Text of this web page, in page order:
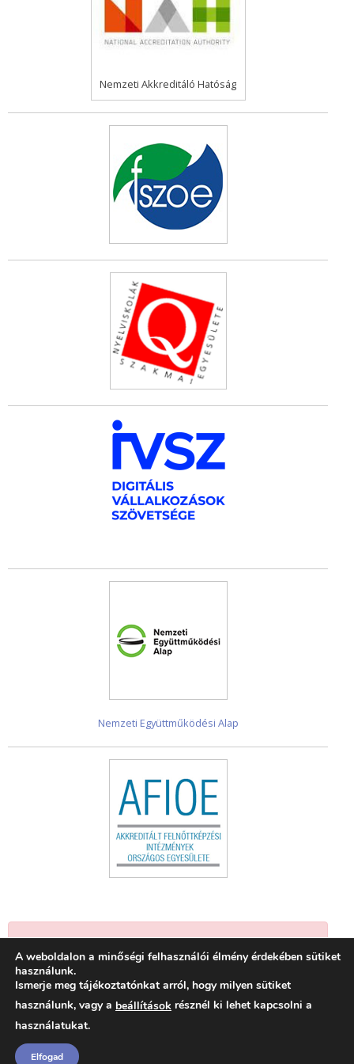
Nemzeti Akkreditáló Hatóság
Nemzeti Együttműködési Alap
Jelenleg nincsenek események.
A weboldalon a minőségi felhasználói élmény érdekében sütiket
használunk.
Ismerje meg tájékoztatónkat arról, hogy milyen sütiket
használunk, vagy a beállítások résznél ki lehet kapcsolni a
használatukat.
Elfogad